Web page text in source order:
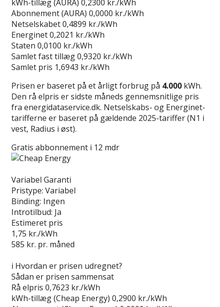
kWh-tillæg (AURA) 0,2300 kr./kWh
Abonnement (AURA) 0,0000 kr./kWh
Netselskabet0,4899 kr./kWh
Energinet0,2021 kr./kWh
Staten 0,0100 kr./kWh
Samlet fast tillæg0,9320 kr./kWh
Samlet pris 1,6943 kr./kWh
Prisen er baseret på et årligt forbrug på 4.000 kWh.
Den rå elpris er sidste måneds gennemsnitlige pris
fra energidataservice.dk. Netselskabs- og Energinet-
tarifferne er baseret på gældende 2025-tariffer (N1 i
vest, Radius i øst).
Gratis abbonnement i 12 mdr
Variabel Garanti
Pristype: Variabel
Binding: Ingen
Introtilbud: Ja
Estimeret pris
1,75 kr./kWh
585 kr. pr. måned
i Hvordan er prisen udregnet?
Sådan er prisen sammensat
Rå elpris 0,7623 kr./kWh
kWh-tillæg (Cheap Energy) 0,2900 kr./kWh